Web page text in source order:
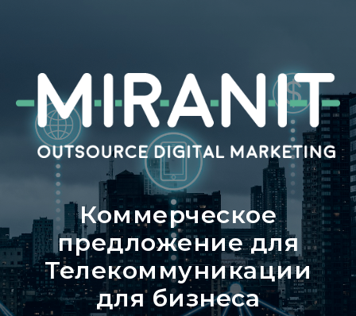
Коммерческое
предложение для
Телекоммуникации
для бизнеса